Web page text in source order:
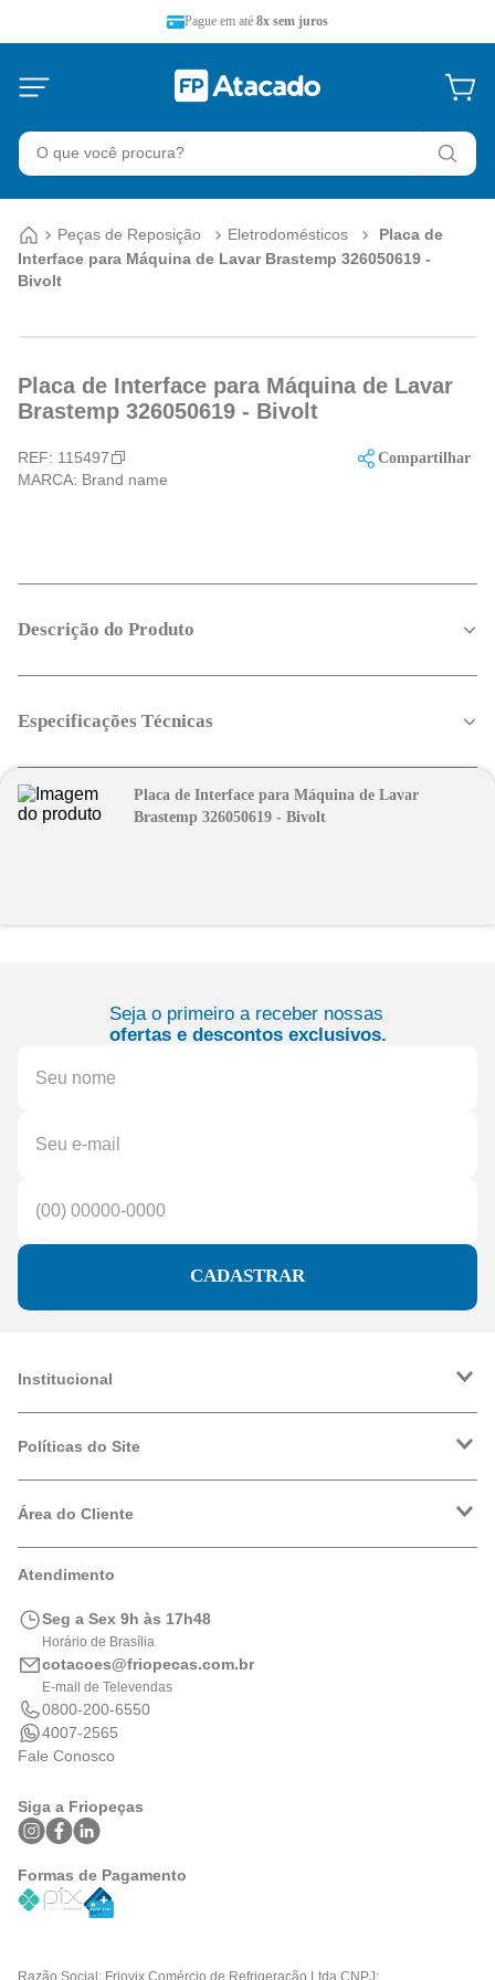
Pague em até 8x sem juros
O que você procura?
Peças de Reposição Eletrodomésticos
Placa de
Interface para Máquina de Lavar Brastemp 326050619 -
Bivolt
Placa de Interface para Máquina de Lavar
Brastemp 326050619 - Bivolt
REF: 115497
MARCA: Brand name
Compartilhar
Descrição do Produto
Especificações Técnicas
Placa de Interface para Máquina de Lavar
Brastemp 326050619 - Bivolt
Seja o primeiro a receber nossas
ofertas e descontos exclusivos.
CADASTRAR
Institucional
Trabalhe Conosco
Políticas do Site
Política de Privacidade
Logística
Área do Cliente
Meus Pedidos
Portal de Boletos
Atendimento
Seg a Sex 9h às 17h48
Horário de Brasília
cotacoes@friopecas.com.br
E-mail de Televendas
0800-200-6550
4007-2565
Fale Conosco
Siga a Friopeças
Formas de Pagamento
Razão Social: Friovix Comércio de Refrigeração Ltda CNPJ: